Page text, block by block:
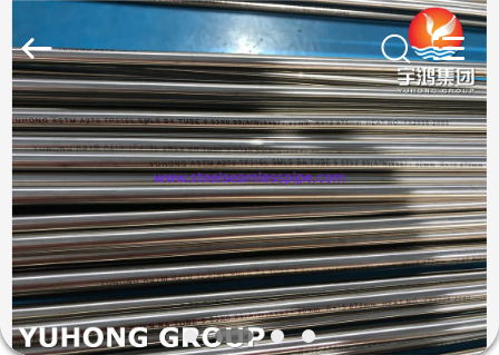
घर
उत्पादों
हमारे
बारे
में
Group
Co.,Ltd.
Rights
Reserved.